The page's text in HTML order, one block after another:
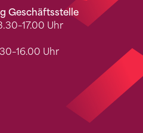
Geschäftsstelle
Uhr
Uhr